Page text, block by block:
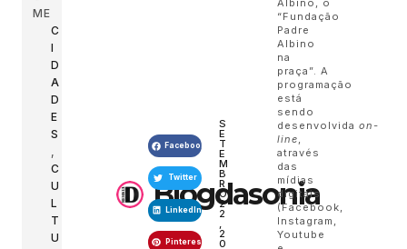
ME
C
I
D
A
D
E
S
C
U
L
T
U
Blogdasonia
Facebook
Twitter
LinkedIn
Pinterest
S
E
T
E
M
B
R
O
2
2
,
2
0
“Fundação
Padre
Albino
na
praça”. A
programação
está
sendo
desenvolvida on-
line
através
das
mídias
digitais
(Facebook,
Instagram,
Youtube